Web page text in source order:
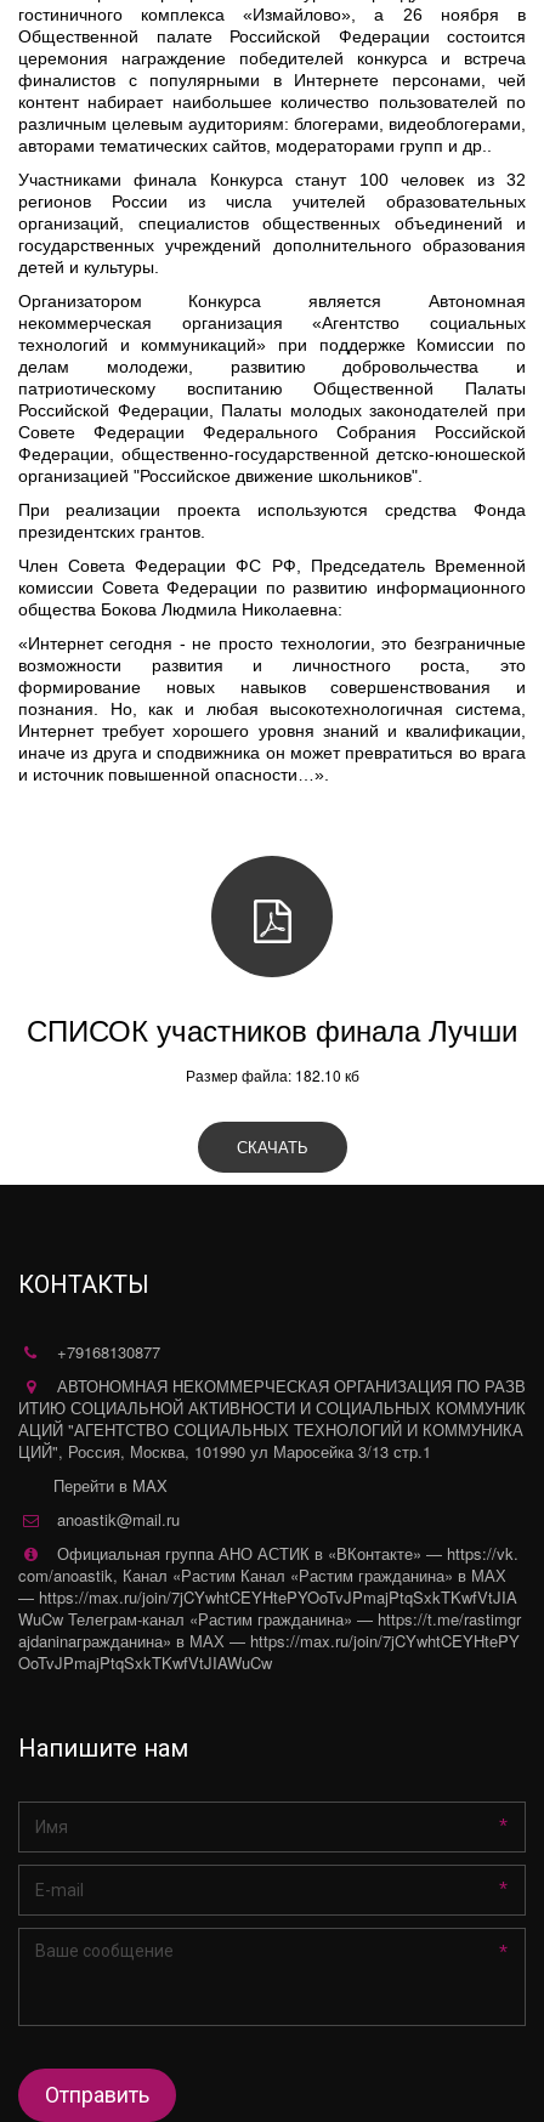
гостиничного комплекса «Измайлово», а 26 ноября в
Общественной палате Российской Федерации состоится
церемония награждение победителей конкурса и встреча
финалистов с популярными в Интернете персонами, чей
контент набирает наибольшее количество пользователей по
различным целевым аудиториям: блогерами, видеоблогерами,
авторами тематических сайтов, модераторами групп и др..
Участниками финала Конкурса станут 100 человек из 32
регионов России из числа учителей образовательных
организаций, специалистов общественных объединений и
государственных учреждений дополнительного образования
детей и культуры.
Организатором Конкурса является Автономная
некоммерческая организация «Агентство социальных
технологий и коммуникаций» при поддержке Комиссии по
делам молодежи, развитию добровольчества и
патриотическому воспитанию Общественной Палаты
Российской Федерации, Палаты молодых законодателей при
Совете Федерации Федерального Собрания Российской
Федерации, общественно-государственной детско-юношеской
организацией "Российское движение школьников".
При реализации проекта используются средства Фонда
президентских грантов.
Член Совета Федерации ФС РФ, Председатель Временной
комиссии Совета Федерации по развитию информационного
общества Бокова Людмила Николаевна:
«Интернет сегодня - не просто технологии, это безграничные
возможности развития и личностного роста, это
формирование новых навыков совершенствования и
познания. Но, как и любая высокотехнологичная система,
Интернет требует хорошего уровня знаний и квалификации,
иначе из друга и сподвижника он может превратиться во врага
и источник повышенной опасности…».
СПИСОК участников финала Лучши
Размер файла: 182.10 кб
СКАЧАТЬ
КОНТАКТЫ
+79168130877
АВТОНОМНАЯ НЕКОММЕРЧЕСКАЯ ОРГАНИЗАЦИЯ ПО РАЗВ
ИТИЮ СОЦИАЛЬНОЙ АКТИВНОСТИ И СОЦИАЛЬНЫХ КОММУНИК
АЦИЙ "АГЕНТСТВО СОЦИАЛЬНЫХ ТЕХНОЛОГИЙ И КОММУНИКА
ЦИЙ", Россия, Москва, 101990 ул Маросейка 3/13 стр.1
Перейти в MAX
anoastik@mail.ru
Официальная группа АНО АСТИК в «ВКонтакте» — https://vk.
com/anoastik, Канал «Растим Канал «Растим гражданина» в МАХ
— https://max.ru/join/7jCYwhtCEYHtePYOoTvJPmajPtqSxkTKwfVtJIA
WuCw Телеграм-канал «Растим гражданина» — https://t.me/rastimgr
ajdaninaгражданина» в МАХ — https://max.ru/join/7jCYwhtCEYHtePY
OoTvJPmajPtqSxkTKwfVtJIAWuCw
Напишите нам
*
*
*
Отправить